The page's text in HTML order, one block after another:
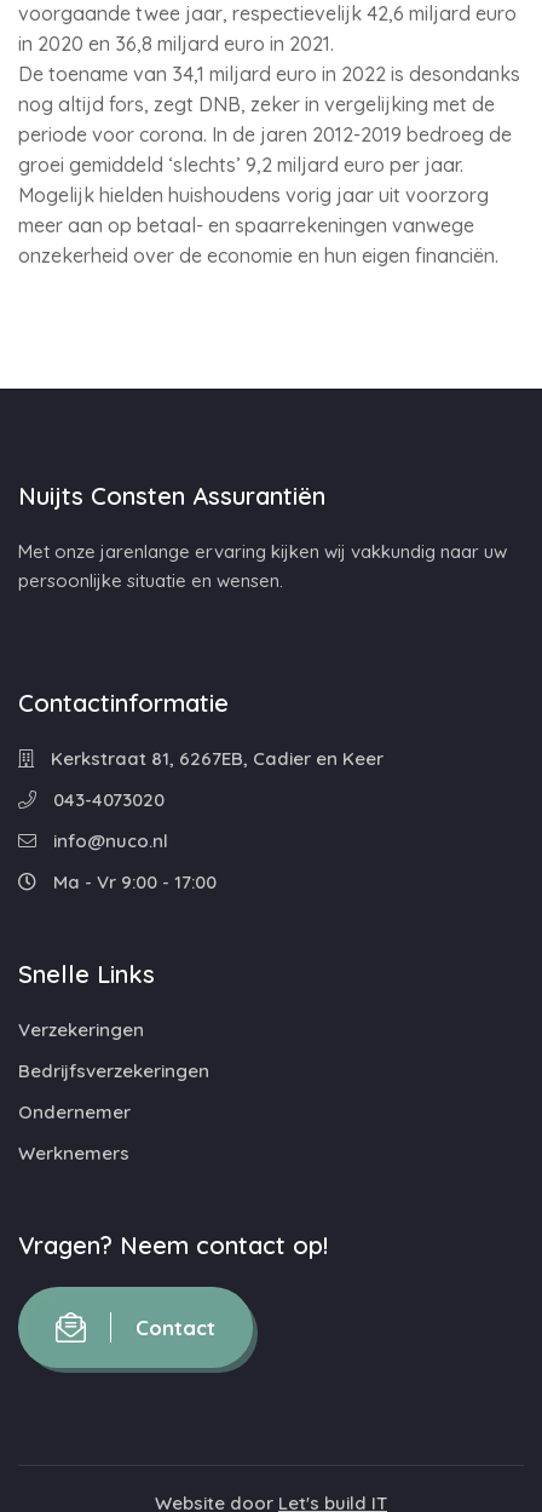
voorgaande twee jaar, respectievelijk 42,6 miljard euro
in 2020 en 36,8 miljard euro in 2021.
De toename van 34,1 miljard euro in 2022 is desondanks
nog altijd fors, zegt DNB, zeker in vergelijking met de
periode voor corona. In de jaren 2012-2019 bedroeg de
groei gemiddeld ‘slechts’ 9,2 miljard euro per jaar.
Mogelijk hielden huishoudens vorig jaar uit voorzorg
meer aan op betaal- en spaarrekeningen vanwege
onzekerheid over de economie en hun eigen financiën.
Nuijts Consten Assurantiën
Met onze jarenlange ervaring kijken wij vakkundig naar uw
persoonlijke situatie en wensen.
Contactinformatie
Kerkstraat 81, 6267EB, Cadier en Keer
043-4073020
info@nuco.nl
Ma - Vr 9:00 - 17:00
Snelle Links
Verzekeringen
Bedrijfsverzekeringen
Ondernemer
Werknemers
Vragen? Neem contact op!
Contact
Website door Let's build IT